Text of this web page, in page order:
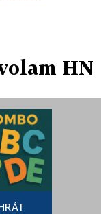
HN